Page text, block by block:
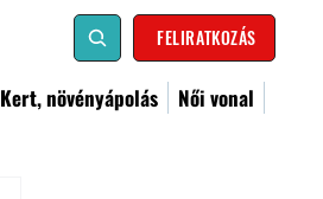
FELIRATKOZÁS
Kert, növényápolás
Női vonal